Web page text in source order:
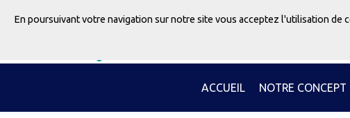
ACCUEIL NOTRE CONCEPT
En poursuivant votre navigation sur notre site vous acceptez l'utilisation